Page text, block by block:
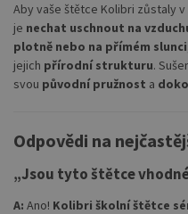
Aby vaše štětce Kolibri zůstaly
je nechat uschnout na
plotně nebo na přímém slunci
jejich přírodní strukturu.
svou původní pružnost a
Odpovědi na
„Jsou tyto štětce
A: Ano! Kolibri školní štětce